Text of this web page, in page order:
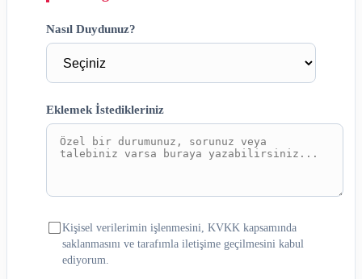
Nasıl Duydunuz?
Eklemek İstedikleriniz
Kişisel verilerimin işlenmesini, KVKK kapsamında
saklanmasını ve tarafımla iletişime geçilmesini kabul
ediyorum.